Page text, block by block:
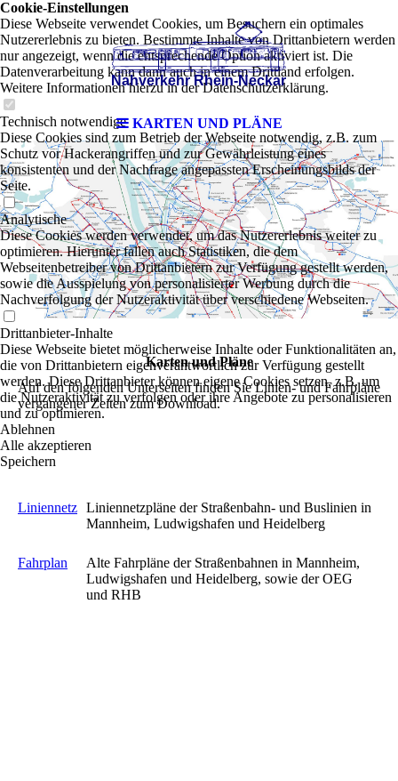
KARTEN UND PLÄNE
Karten und Pläne
Auf den folgenden Unterseiten finden Sie Linien- und Fahrpläne
vergangener Zeiten zum Download.
Liniennetz Liniennetzpläne der Straßenbahn- und Buslinien in
Mannheim, Ludwigshafen und Heidelberg
Fahrplan
Alte Fahrpläne der Straßenbahnen in Mannheim,
Ludwigshafen und Heidelberg, sowie der OEG
und RHB
Cookie-Einstellungen
Diese Webseite verwendet Cookies, um Besuchern ein optimales
Nutzererlebnis zu bieten. Bestimmte Inhalte von Drittanbietern werden
nur angezeigt, wenn die entsprechende Option aktiviert ist. Die
Datenverarbeitung kann dann auch in einem Drittland erfolgen.
Weitere Informationen hierzu in der Datenschutzerklärung.
Technisch notwendige
Diese Cookies sind zum Betrieb der Webseite notwendig, z.B. zum
Schutz vor Hackerangriffen und zur Gewährleistung eines
konsistenten und der Nachfrage angepassten Erscheinungsbilds der
Seite.
Analytische
Diese Cookies werden verwendet, um das Nutzererlebnis weiter zu
optimieren. Hierunter fallen auch Statistiken, die dem
Webseitenbetreiber von Drittanbietern zur Verfügung gestellt werden,
sowie die Ausspielung von personalisierter Werbung durch die
Nachverfolgung der Nutzeraktivität über verschiedene Webseiten.
Drittanbieter-Inhalte
Diese Webseite bietet möglicherweise Inhalte oder Funktionalitäten an,
die von Drittanbietern eigenverantwortlich zur Verfügung gestellt
werden. Diese Drittanbieter können eigene Cookies setzen, z.B. um
die Nutzeraktivität zu verfolgen oder ihre Angebote zu personalisieren
und zu optimieren.
Ablehnen
Alle akzeptieren
Speichern